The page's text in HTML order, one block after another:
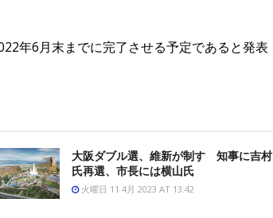
年6月末までに完了させる予定であると発表
大阪ダブル選、維新が制す 知事に吉村
氏再選、市長には横山氏
火曜日 11 4月 2023 AT 13:42